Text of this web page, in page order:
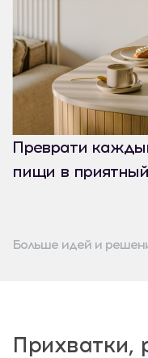
Преврати
пищи в
Больше идей и
Прихватки,